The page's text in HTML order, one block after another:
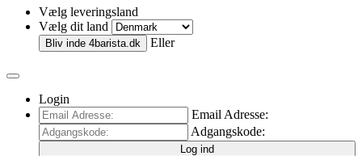
Vælg leveringsland
Vælg dit land
Bliv inde 4barista.dk Eller
Login
Email Adresse:
Adgangskode:
Log ind